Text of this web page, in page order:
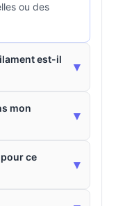
ou des
est-il
▾
mon
▾
ce
▾